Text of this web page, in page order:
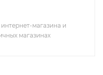
магазина и
магазинах